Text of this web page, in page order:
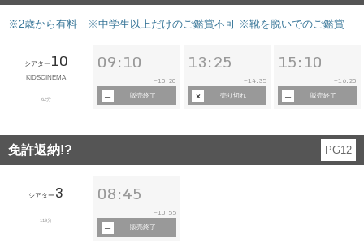
※2歳から有料 ※中学生以上だけのご鑑賞不可 ※靴を脱いでのご鑑賞
シアター10
KIDSCINEMA
62分
09:10
~ 10:20
販売終了
13:25
~ 14:35
売り切れ
15:10
~ 16:20
販売終了
免許返納!? PG12
シアター 3
119分
08:45
~10:55
販売終了